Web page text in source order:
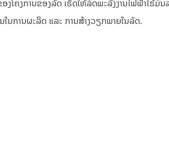
ງໂຄງການຂອງລັດ ເຮັດໃຫ້ລົດພະລັງງານໄຟຟ້າໄຮ້ມົ
ການຜະລິດ ແລະ ການສ້າງວຽກພາຍໃນລັດ.